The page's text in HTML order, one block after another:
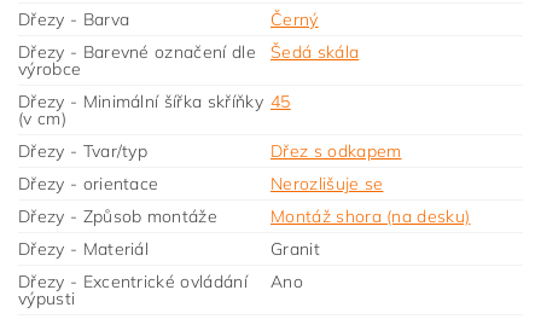
Dřezy - Barva
Černý
Dřezy - Barevné označení dle
výrobce
Šedá skála
Dřezy - Minimální šířka skříňky
(v cm)
45
Dřezy - Tvar/typ
Dřez s odkapem
Dřezy - orientace
Nerozlišuje se
Dřezy - Způsob montáže
Montáž shora (na desku)
Dřezy - Materiál
Granit
Dřezy - Excentrické ovládání
výpusti
Ano